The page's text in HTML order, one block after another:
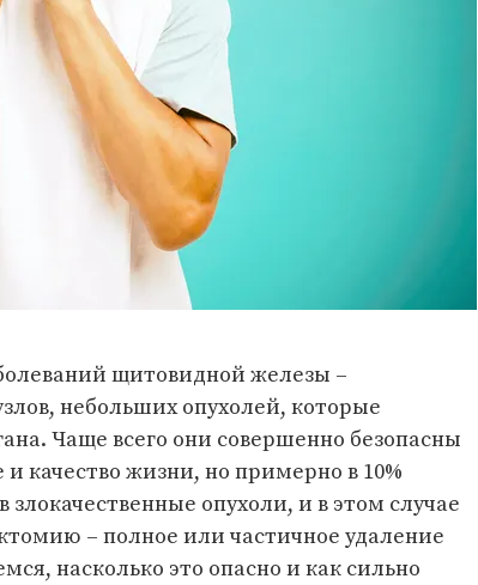
щитовидной железы –
небольших опухолей, которые
Чаще всего они совершенно безопасны
качество жизни, но примерно в 10%
злокачественные опухоли, и в этом случае
– полное или частичное удаление
насколько это опасно и как сильно